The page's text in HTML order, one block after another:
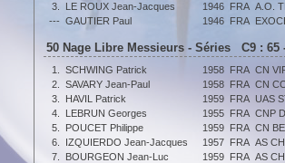
3.
LE ROUX Jean-Jacques 1946 FRA A.O.
--- GAUTIER Paul 1946 FRA
50 Nage Libre Messieurs - Séries C9 : 65
1. SCHWING Patrick 1958 FRA CN
2.
SAVARY Jean-Paul 1958 FRA CN
3.
HAVIL Patrick 1959 FRA UAS
4.
LEBRUN Georges 1955 FRA CNP
5.
POUCET Philippe 1959 FRA CN
6.
IZQUIERDO Jean-Jacques 1957 FRA AS
7.
BOURGEON Jean-Luc 1959 FRA AS